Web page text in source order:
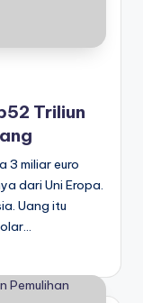
Triliun
3 miliar euro
dari Uni Eropa.
Uang itu